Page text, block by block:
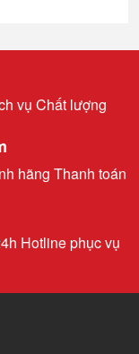
vụ Chất lượng
hãng Thanh toán
Hotline phục vụ